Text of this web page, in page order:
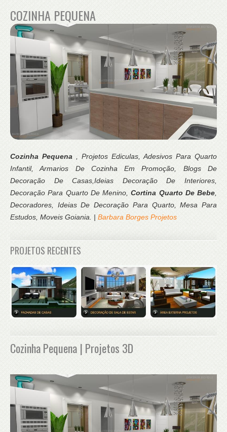
COZINHA PEQUENA
Cozinha Pequena , Projetos Ediculas, Adesivos Para Quarto
Infantil, Armarios De Cozinha Em Promoção, Blogs De
Decoração De Casas,Ideias Decoração De Interiores,
Decoração Para Quarto De Menino,Cortina Quarto De Bebe,
Decoradores, Ideias De Decoração Para Quarto, Mesa Para
Estudos, Moveis Goiania. | Barbara Borges Projetos
PROJETOS RECENTES
Cozinha Pequena | Projetos 3D